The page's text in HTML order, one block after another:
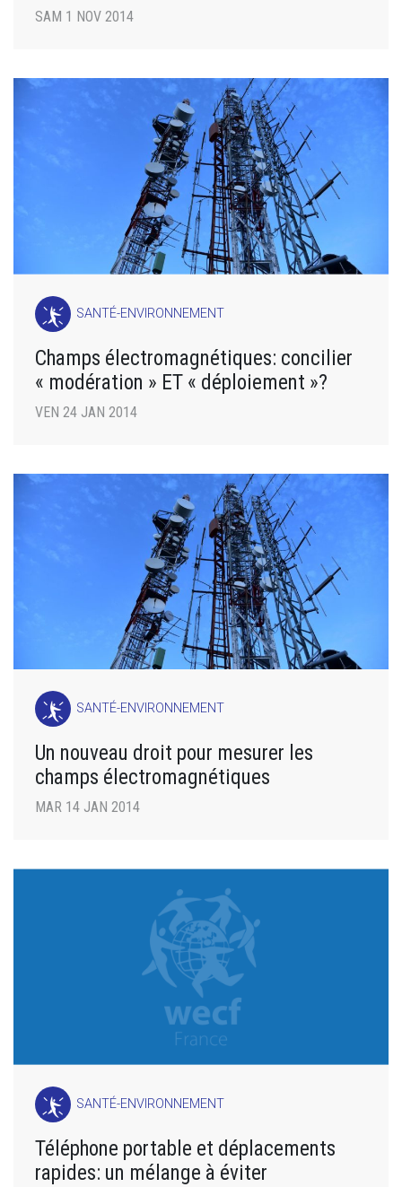
SAM 1 NOV 2014
SANTÉ-ENVIRONNEMENT
Champs électromagnétiques: concilier
« modération » ET « déploiement »?
VEN 24 JAN 2014
SANTÉ-ENVIRONNEMENT
Un nouveau droit pour mesurer les
champs électromagnétiques
MAR 14 JAN 2014
SANTÉ-ENVIRONNEMENT
Téléphone portable et déplacements
rapides: un mélange à éviter